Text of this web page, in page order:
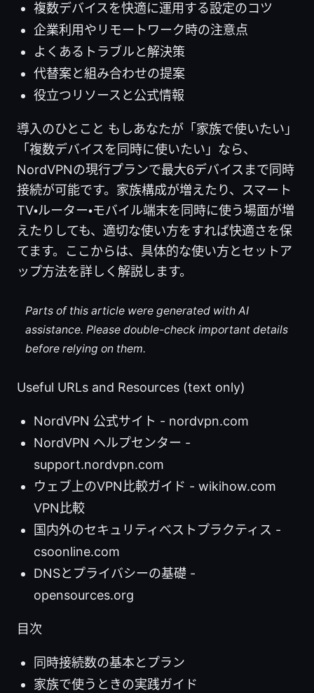
複数デバイスを快適に運用する設定のコツ
企業利用やリモートワーク時の注意点
よくあるトラブルと解決策
代替案と組み合わせの提案
役立つリソースと公式情報
導入のひとこと もしあなたが「家族で使いたい」
「複数デバイスを同時に使いたい」なら、
NordVPNの現行プランで最大6デバイスまで同時
接続が可能です。家族構成が増えたり、スマート
TV・ルーター・モバイル端末を同時に使う場面が増
えたりしても、適切な使い方をすれば快適さを保
てます。ここからは、具体的な使い方とセットア
ップ方法を詳しく解説します。
Parts of this article were generated with AI
assistance. Please double-check important details
before relying on them.
Useful URLs and Resources (text only)
NordVPN 公式サイト - nordvpn.com
NordVPN ヘルプセンター -
support.nordvpn.com
ウェブ上のVPN比較ガイド - wikihow.com
VPN比較
国内外のセキュリティベストプラクティス -
csoonline.com
DNSとプライバシーの基礎 -
opensources.org
目次
同時接続数の基本とプラン
家族で使うときの実践ガイド